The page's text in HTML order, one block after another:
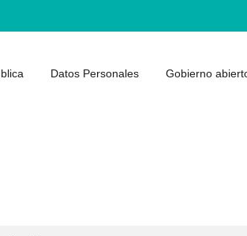
Datos Personales Gobierno